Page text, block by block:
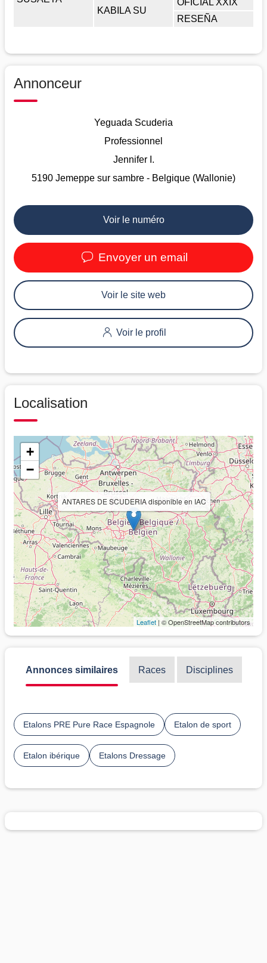
KABILA SU
RESEÑA
Annonceur
Yeguada Scuderia
Professionnel
Jennifer I.
5190 Jemeppe sur sambre - Belgique (Wallonie)
Voir le numéro
Envoyer un email
Voir le site web
Voir le profil
Localisation
ANTARES DE SCUDERIA disponible en IAC
+
−
Leaflet | © OpenStreetMap contributors
Annonces similaires Races Disciplines
Etalons PRE Pure Race Espagnole Etalon de sport
Etalon ibérique Etalons Dressage